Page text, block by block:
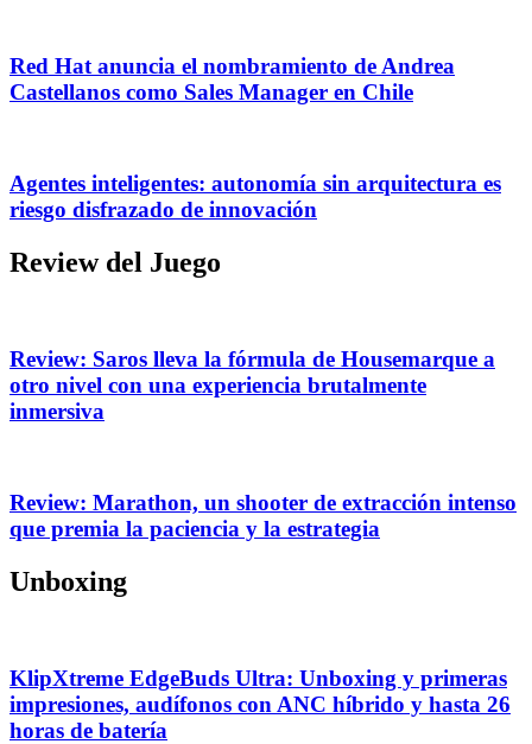
Red Hat anuncia el nombramiento de Andrea
Castellanos como Sales Manager en Chile
Agentes inteligentes: autonomía sin arquitectura es
riesgo disfrazado de innovación
Review del Juego
Review: Saros lleva la fórmula de Housemarque a
otro nivel con una experiencia brutalmente
inmersiva
Review: Marathon, un shooter de extracción intenso
que premia la paciencia y la estrategia
Unboxing
KlipXtreme EdgeBuds Ultra: Unboxing y primeras
impresiones, audífonos con ANC híbrido y hasta 26
horas de batería